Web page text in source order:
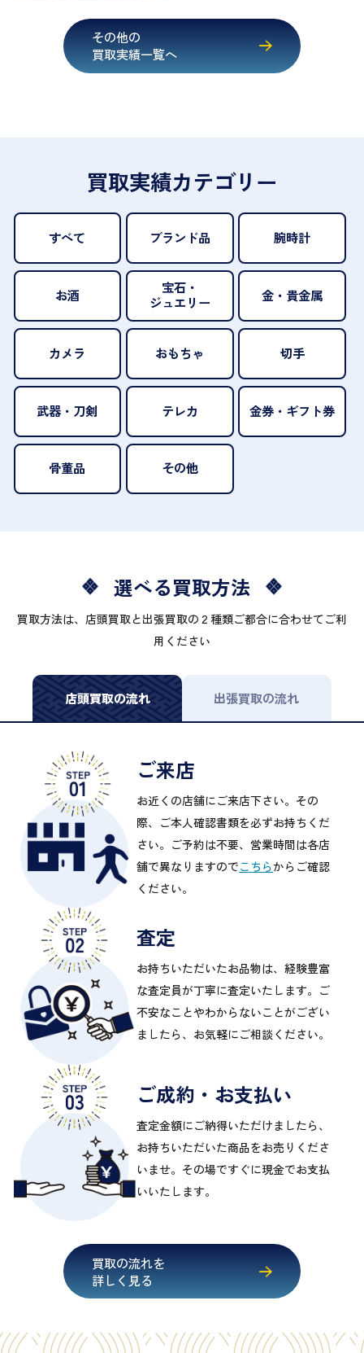
その他の
買取実績一覧へ
買取実績カテゴリー
すべて ブランド品 腕時計
お酒
宝石・
ジュエリー
金・貴金属
カメラ おもちゃ 切手
武器・刀剣 テレカ 金券・ギフト券
骨董品 その他
選べる買取方法
買取方法は、店頭買取と出張買取の２種類ご都合に合わせてご利
用ください
店頭買取の流れ 出張買取の流れ
ご来店
お近くの店舗にご来店下さい。その
際、ご本人確認書類を必ずお持ちくだ
さい。ご予約は不要、営業時間は各店
舗で異なりますのでこちらからご確認
ください。
査定
お持ちいただいたお品物は、経験豊富
な査定員が丁寧に査定いたします。ご
不安なことやわからないことがござい
ましたら、お気軽にご相談ください。
ご成約・お支払い
査定金額にご納得いただけましたら、
お持ちいただいた商品をお売りくださ
いませ。その場ですぐに現金でお支払
いいたします。
買取の流れを
詳しく見る